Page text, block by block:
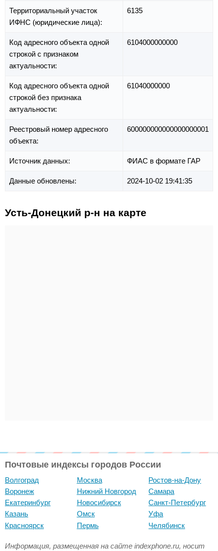
Территориальный участок
ИФНС (юридические лица):
6135
Код адресного объекта одной
строкой с признаком
актуальности:
6104000000000
Код адресного объекта одной
строкой без признака
актуальности:
61040000000
Реестровый номер адресного
объекта:
600000000000000000001
Источник данных: ФИАС в формате ГАР
Данные обновлены: 2024-10-02 19:41:35
Усть-Донецкий р-н на карте
Почтовые индексы городов России
Волгоград
Воронеж
Екатеринбург
Казань
Красноярск
Москва
Нижний Новгород
Новосибирск
Омск
Пермь
Ростов-на-Дону
Самара
Санкт-Петербург
Уфа
Челябинск
Информация, размещенная на сайте indexphone.ru, носит